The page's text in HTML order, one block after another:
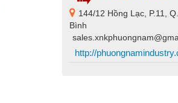
144/12 Hồng Lạc, P.11,
Bình
http://